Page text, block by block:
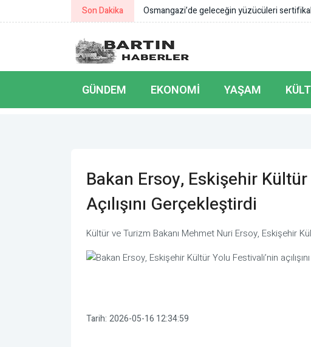
Son Dakika Osmangazi’de geleceğin yüzücüleri
GÜNDEM EKONOMI YAŞAM
Bakan Ersoy, Eskişehir
Açılışını Gerçekleştirdi
Kültür ve Turizm Bakanı Mehmet Nuri Ersoy, Eskişehir
Tarih: 2026-05-16 12:34:59